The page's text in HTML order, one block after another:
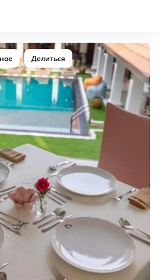
Делиться